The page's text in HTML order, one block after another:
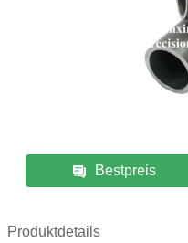
Bestpreis
Produktdetails